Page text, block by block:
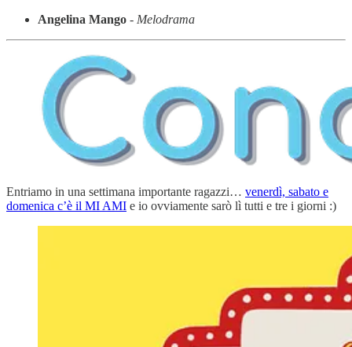
Angelina Mango - Melodrama
Entriamo in una settimana importante ragazzi… venerdì, sabato e
domenica c’è il MI AMI e io ovviamente sarò lì tutti e tre i giorni :)